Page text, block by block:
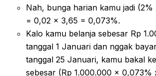
Nah, bunga harian kamu jadi (2%
= 0,02 x 3,65 = 0,073%.
Kalo kamu belanja sebesar Rp
tanggal 1 Januari dan nggak
tanggal 25 Januari, kamu bakal
sebesar (Rp 1.000.000 x 0,073%